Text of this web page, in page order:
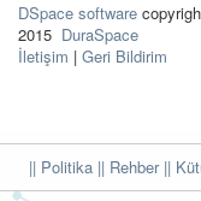
DSpace software
2015 DuraSpace
İletişim | Geri Bildirim
|| Politika || Rehber||